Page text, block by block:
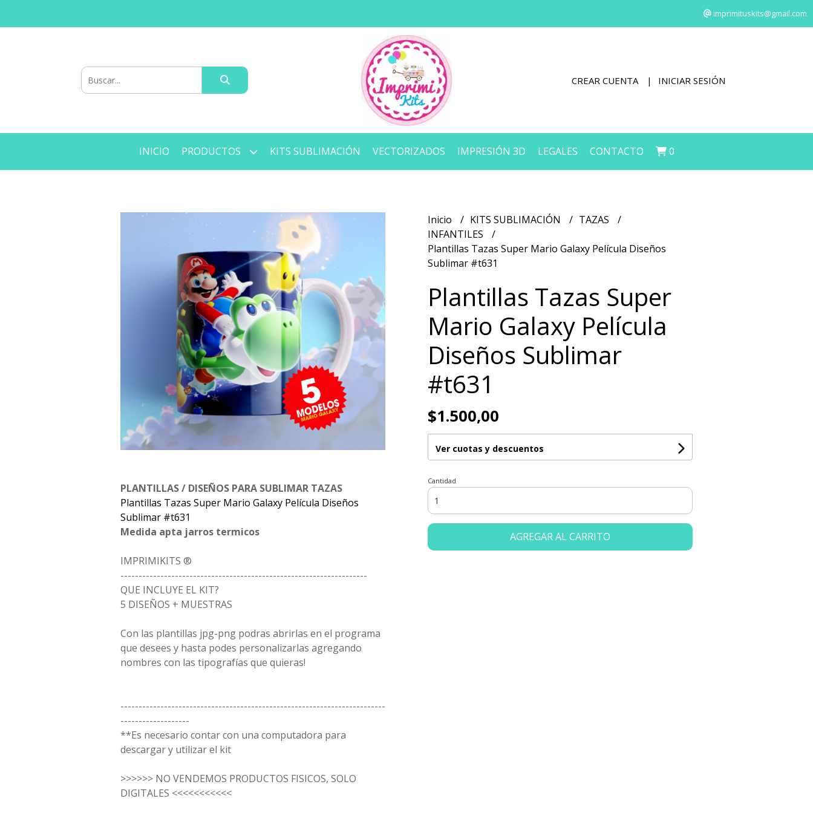
imprimituskits@gmail.com
CREAR CUENTA INICIAR SESIÓN
INICIO PRODUCTOS KITS SUBLIMACIÓN VECTORIZADOS IMPRESIÓN 3D LEGALES CONTACTO 0
PLANTILLAS / DISEÑOS PARA SUBLIMAR TAZAS
Plantillas Tazas Super Mario Galaxy Película Diseños
Sublimar #t631
Medida apta jarros termicos
IMPRIMIKITS ®
--------------------------------------------------------------------
QUE INCLUYE EL KIT?
5 DISEÑOS + MUESTRAS
Con las plantillas jpg-png podras abrirlas en el programa
que desees y hasta podes personalizarlas agregando
nombres con las tipografías que quieras!
-------------------------------------------------------------------------
-------------------
**Es necesario contar con una computadora para
descargar y utilizar el kit
>>>>>> NO VENDEMOS PRODUCTOS FISICOS, SOLO
DIGITALES <<<<<<<<<<<
Inicio KITS SUBLIMACIÓN
TAZAS
INFANTILES
Plantillas Tazas Super Mario Galaxy Película Diseños
Sublimar #t631
Plantillas Tazas Super
Mario Galaxy Película
Diseños Sublimar
#t631
$1.500,00
Ver cuotas y descuentos
Cantidad
AGREGAR AL CARRITO